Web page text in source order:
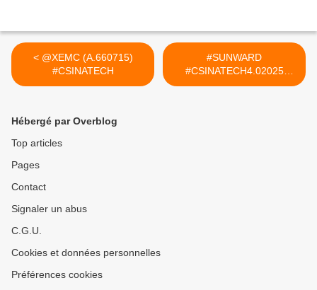
< @XEMC (A.660715)
#CSINATECH
#SUNWARD
#CSINATECH4.02025
#CIRTtech-YouTube >
Hébergé par Overblog
Top articles
Pages
Contact
Signaler un abus
C.G.U.
Cookies et données personnelles
Préférences cookies